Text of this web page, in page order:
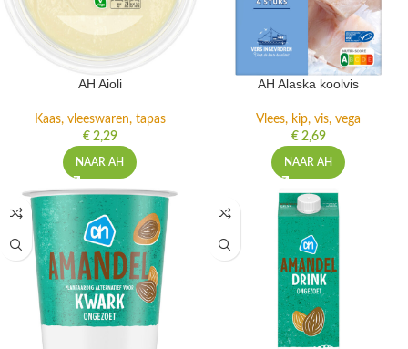
AH Aioli
Kaas, vleeswaren, tapas
€2,29
NAAR AH
AH Alaska koolvis
Vlees, kip, vis, vega
€2,69
NAAR AH